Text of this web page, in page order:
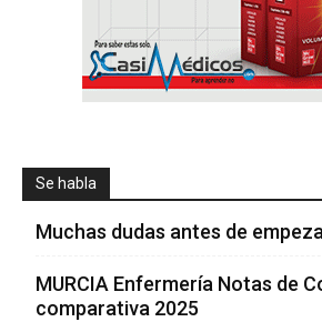
Se habla
Muchas dudas antes de
MURCIA Enfermería Notas de
comparativa 2025